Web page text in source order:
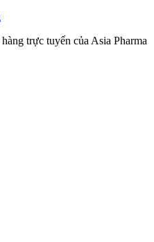
tuyến của Asia Pharma